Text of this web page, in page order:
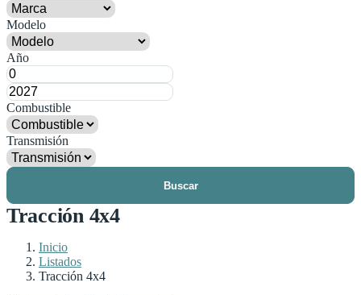
Modelo
Año
Combustible
Transmisión
Buscar
Tracción 4x4
Inicio
Listados
Tracción 4x4